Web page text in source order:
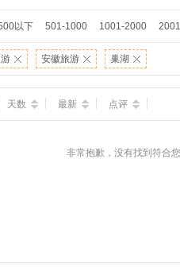
以下 501-1000 1001-2000
安徽旅游 巢湖
天数 最新 点评
非常抱歉，没有找到符合